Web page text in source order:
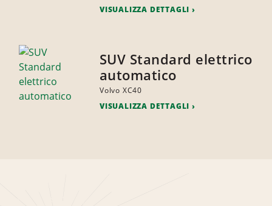
VISUALIZZA DETTAGLI
SUV Standard elettrico
automatico
Volvo XC40
VISUALIZZA DETTAGLI